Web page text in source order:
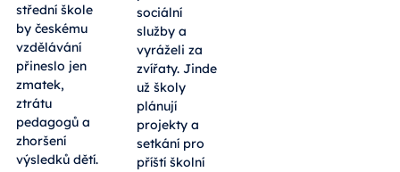
střední škole
by českému
vzdělávání
přineslo jen
zmatek,
ztrátu
pedagogů a
zhoršení
výsledků dětí.
sociální
služby a
vyráželi za
zvířaty. Jinde
už školy
plánují
projekty a
setkání pro
příští školní